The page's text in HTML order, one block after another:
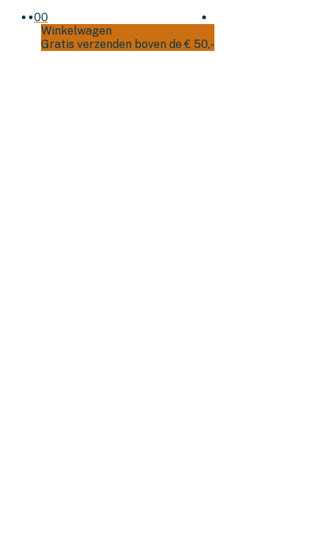
00
Winkelwagen
Gratis verzenden boven de € 50,-